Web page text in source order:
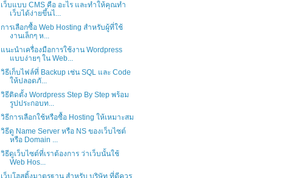
เว็บแบบ CMS คือ อะไร และทำให้คุณทำ
เว็บได้ง่ายขึ้นไ...
การเลือกซื้อ Web Hosting สำหรับผู้ที่ใช้
งานเล็กๆ ห...
แนะนำเครื่องมือการใช้งาน Wordpress
แบบง่ายๆ ใน Web...
วิธีเก็บไฟล์ที่ Backup เช่น SQL และ Code
ให้ปลอดภั...
วิธีติดตั้ง Wordpress Step By Step พร้อม
รูปประกอบท...
วิธีการเลือกใช้หรือซื้อ Hosting ให้เหมาะสม
วิธีดู Name Server หรือ NS ของเว็บไซต์
หรือ Domain ...
วิธีดูเว็บไซต์ที่เราต้องการ ว่าเว็บนั้นใช้
Web Hos...
เว็บโฮสติ้งมาตรฐาน สำหรับ บริษัท ที่ดีควร